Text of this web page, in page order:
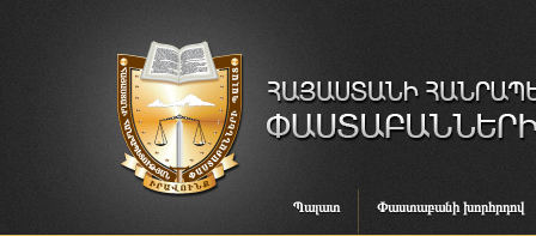
Պալատ Փաստաբանի խորհրդով